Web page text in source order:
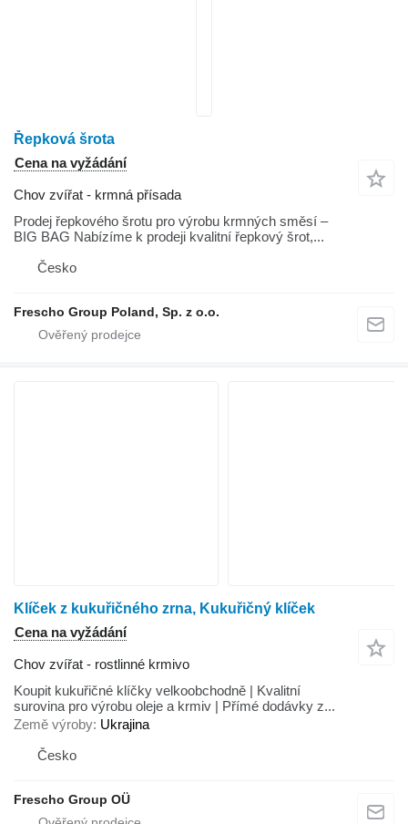
Řepková šrota
Cena na vyžádání
Chov zvířat - krmná přísada
Prodej řepkového šrotu pro výrobu krmných směsí –
BIG BAG Nabízíme k prodeji kvalitní řepkový šrot,...
Česko
Frescho Group Poland, Sp. z o.o.
Klíček z kukuřičného zrna, Kukuřičný klíček
Cena na vyžádání
Chov zvířat - rostlinné krmivo
Koupit kukuřičné klíčky velkoobchodně | Kvalitní
surovina pro výrobu oleje a krmiv | Přímé dodávky z...
Země výroby Ukrajina
Česko
Frescho Group OÜ